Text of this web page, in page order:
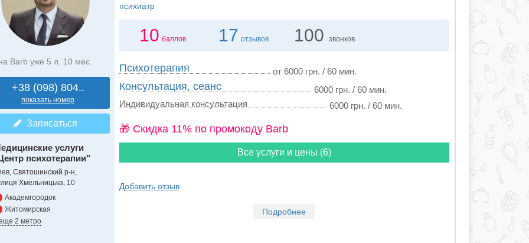
Barb уже 5 л. 10 мес.
+38 (098) 804..
показать номер
Записаться
услуги
психотерапии"
Святошинский р-н,
Хмельницька, 10
Академгородок
Житомирская
2 метро
психиатр
10 баллов 17 отзывов 100 звонков
Психотерапия от 6000 грн. / 60 мин.
Консультация, сеанс
6000 грн. / 60 мин.
Индивидуальная консультация
6000 грн. / 60 мин.
🎁 Cкидка 11% по промокоду Barb
Все услуги и цены (6)
Добавить отзыв
Подробнее